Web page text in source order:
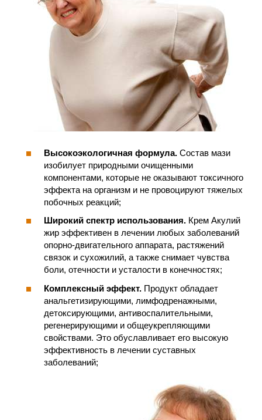
Высокоэкологичная формула. Состав мази
изобилует природными очищенными
компонентами, которые не оказывают токсичного
эффекта на организм и не провоцируют тяжелых
побочных реакций;
Широкий спектр использования. Крем Акулий
жир эффективен в лечении любых заболеваний
опорно-двигательного аппарата, растяжений
связок и сухожилий, а также снимает чувства
боли, отечности и усталости в конечностях;
Комплексный эффект. Продукт обладает
анальгетизирующими, лимфодренажными,
детоксирующими, антивоспалительными,
регенерирующими и общеукрепляющими
свойствами. Это обуславливает его высокую
эффективность в лечении суставных
заболеваний;